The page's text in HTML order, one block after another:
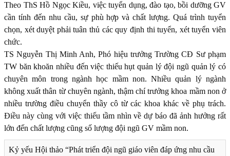
Theo ThS Hồ Ngọc Kiều, việc tuyển dụng, đào tạo, bồi dưỡng GV
cần tính đến nhu cầu, sự phù hợp và chất lượng. Quá trình tuyển
chọn, xét duyệt phải tuân thủ các quy định thi tuyển, xét tuyển viên
chức.
TS Nguyễn Thị Minh Anh, Phó hiệu trưởng Trường CĐ Sư phạm
TW băn khoăn nhiều đến việc thiếu hụt quản lý đội ngũ quản lý có
chuyên môn trong ngành học mầm non. Nhiều quản lý ngành
không xuất thân từ chuyên ngành, thậm chí trưởng khoa mầm non ở
nhiều trường điều chuyển thầy cô từ các khoa khác về phụ trách.
Điều này cùng với việc thiếu tầm nhìn về dự báo đã ảnh hưởng rất
lớn đến chất lượng cũng số lượng đội ngũ GV mầm non.
Kỷ yếu Hội thảo “Phát triển đội ngũ giáo viên đáp ứng nhu cầu